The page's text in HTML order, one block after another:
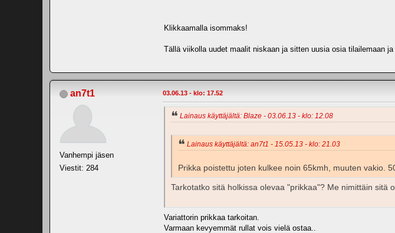
Klikkaamalla isommaks!
Tällä viikolla uudet maalit niskaan ja sitten uusia osia tilailemaan
an7t1
Vanhempi jäsen
Viestit: 284
03.06.13 - klo: 17.52
Lainaus käyttäjältä: Blaze - 03.06.13 - klo: 12.08
Lainaus käyttäjältä: an7t1 - 15.05.13 - klo: 21.03
Prikka poistettu joten kulkee noin 65kmh, muuten vakio.
Tarkotatko sitä holkissa olevaa "prikkaa"? Me nimittäin
Variattorin prikkaa tarkoitan.
Varmaan kevyemmät rullat vois vielä ostaa..